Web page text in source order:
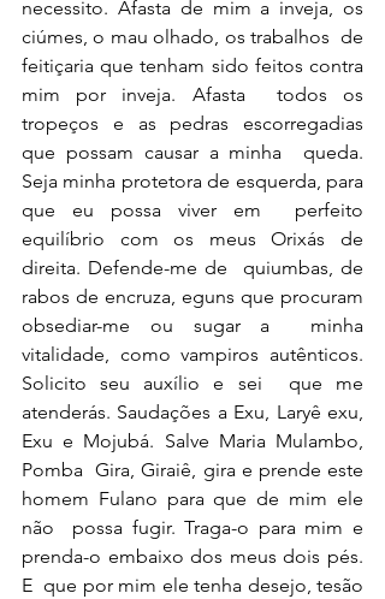
necessito. Afasta de mim a inveja, os
ciúmes, o mau olhado, os trabalhos  de
feitiçaria que tenham sido feitos contra
mim por inveja. Afasta  todos os
tropeços e as pedras escorregadias
que possam causar a minha  queda.
Seja minha protetora de esquerda, para
que eu possa viver em  perfeito
equilíbrio com os meus Orixás de
direita. Defende-me de  quiumbas, de
rabos de encruza, eguns que procuram
obsediar-me ou sugar a  minha
vitalidade, como vampiros autênticos.
Solicito seu auxílio e sei  que me
atenderás. Saudações a Exu, Laryê exu,
Exu e Mojubá. Salve Maria Mulambo,
Pomba  Gira, Giraiê, gira e prende este
homem Fulano para que de mim ele
não  possa fugir. Traga-o para mim e
prenda-o embaixo dos meus dois pés.
E  que por mim ele tenha desejo, tesão